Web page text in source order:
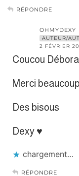
RÉPONDRE
OHMYDEXY
AUTEUR/
2 FÉVRIER
Coucou
Merci
Des bisous
Dexy ♥
chargement…
RÉPONDRE